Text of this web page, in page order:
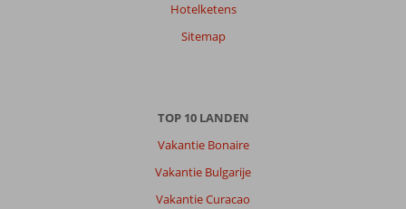
Hotelketens
Sitemap
TOP 10 LANDEN
Vakantie Bonaire
Vakantie Bulgarije
Vakantie Curacao